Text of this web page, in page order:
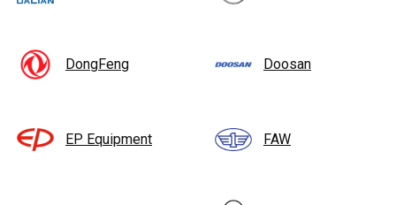
DongFeng Doosan
EP Equipment FAW